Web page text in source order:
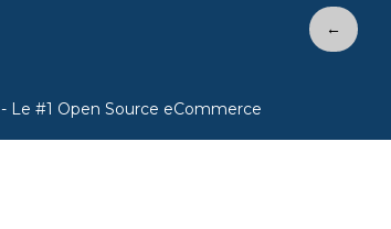
←
- Le #1 Open Source eCommerce